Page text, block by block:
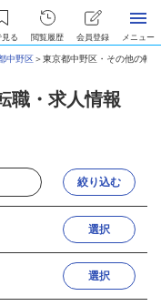
見る 閲覧履歴 会員登録 メニュー
中野区＞東京都中野区・その他の転
職・求人情報
絞り込む
選択
選択